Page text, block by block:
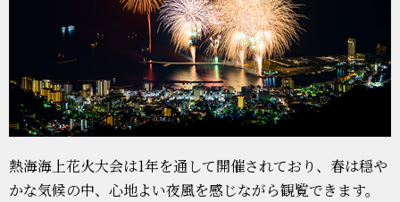
熱海海上花火大会は1年を通して開催されており、春は穏や
かな気候の中、心地よい夜風を感じながら観覧できます。